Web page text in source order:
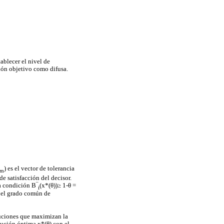
el nivel de
objetivo como difusa.
m) es el vector de tolerancia
satisfacción del decisor.
B‾ i(x*(θ))≥ 1-θ =
grado común de
que maximizan la